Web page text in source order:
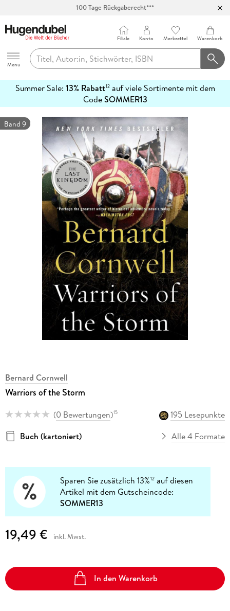
100 Tage Rückgaberecht***
Hugendubel
Menu
Filiale Konto Merkzettel Warenkorb
Summer Sale: 13% Rabatt12auf viele Sortimente mit dem
CodeSOMMER13
erfahren
Band 9
Bernard Cornwell
Warriors of the Storm
(0 Bewertungen)15
195 Lesepunkte
Buch (kartoniert)
Alle 4 Formate
Sparen Sie zusätzlich 13%12 auf diesen
Artikel mit dem Gutscheincode:
SOMMER13
19,49 € inkl. Mwst.
In den Warenkorb